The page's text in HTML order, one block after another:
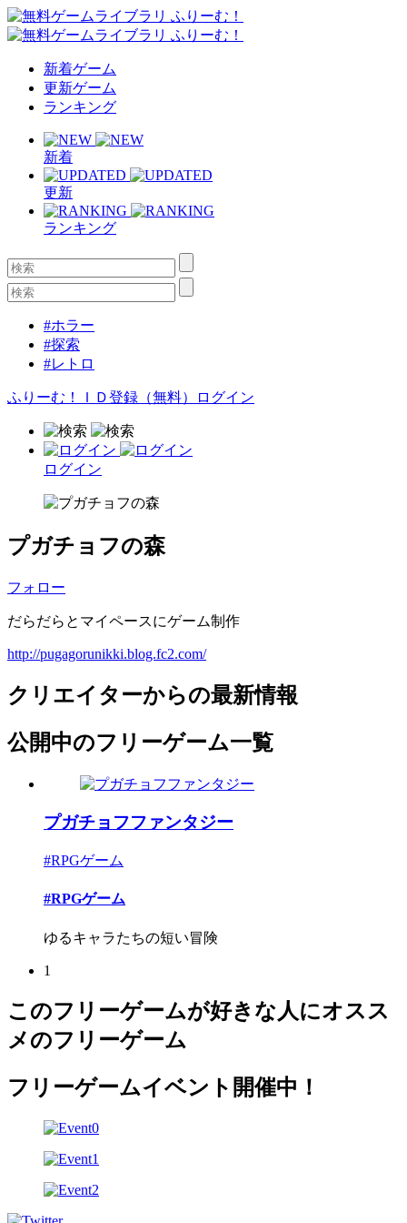
新着ゲーム
更新ゲーム
ランキング
新着
更新
ランキング
#ホラー
#探索
#レトロ
ふりーむ！ＩＤ登録（無料） ログイン
ログイン
プガチョフの森
フォロー
だらだらとマイペースにゲーム制作
http://pugagorunikki.blog.fc2.com/
クリエイターからの最新情報
公開中のフリーゲーム一覧
プガチョフファンタジー
#RPGゲーム
#RPGゲーム
ゆるキャラたちの短い冒険
1
このフリーゲームが好きな人にオスス
メのフリーゲーム
フリーゲームイベント開催中！